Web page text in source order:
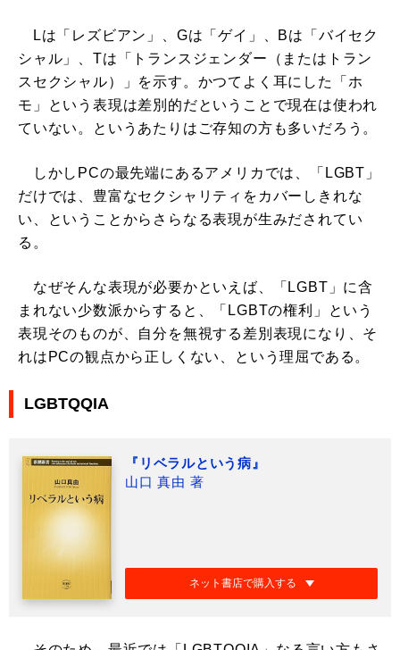
Lは「レズビアン」、Gは「ゲイ」、Bは「バイセク
シャル」、Tは「トランスジェンダー（またはトラン
スセクシャル）」を示す。かつてよく耳にした「ホ
モ」という表現は差別的だということで現在は使われ
ていない。というあたりはご存知の方も多いだろう。
しかしPCの最先端にあるアメリカでは、「LGBT」
だけでは、豊富なセクシャリティをカバーしきれな
い、ということからさらなる表現が生みだされてい
る。
なぜそんな表現が必要かといえば、「LGBT」に含
まれない少数派からすると、「LGBTの権利」という
表現そのものが、自分を無視する差別表現になり、そ
れはPCの観点から正しくない、という理屈である。
LGBTQQIA
『リベラルという病』
山口 真由 著
ネット書店で購入する